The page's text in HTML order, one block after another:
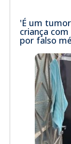
'É um
criança
por falso